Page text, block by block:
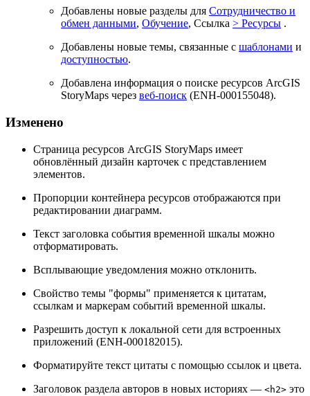
Добавлены новые разделы для Сотрудничество и
обмен данными, Обучение, Ссылка > Ресурсы .
Добавлены новые темы, связанные с шаблонами и
доступностью.
Добавлена информация о поиске ресурсов ArcGIS
StoryMaps через веб-поиск (ENH-000155048).
Изменено
Страница ресурсов ArcGIS StoryMaps имеет
обновлённый дизайн карточек с представлением
элементов.
Пропорции контейнера ресурсов отображаются при
редактировании диаграмм.
Текст заголовка события временной шкалы можно
отформатировать.
Всплывающие уведомления можно отклонить.
Свойство темы "формы" применяется к цитатам,
ссылкам и маркерам событий временной шкалы.
Разрешить доступ к локальной сети для встроенных
приложений (ENH-000182015).
Форматируйте текст цитаты с помощью ссылок и цвета.
Заголовок раздела авторов в новых историях — <h2> это